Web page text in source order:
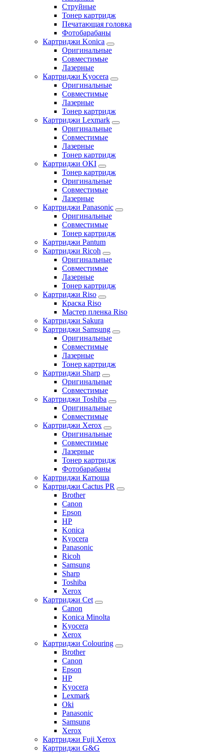
Струйные
Тонер картридж
Печатающая головка
Фотобарабаны
Картриджи Konica
Оригинальные
Совместимые
Лазерные
Картриджи Kyocera
Оригинальные
Совместимые
Лазерные
Тонер картридж
Картриджи Lexmark
Оригинальные
Совместимые
Лазерные
Тонер картридж
Картриджи OKI
Тонер картридж
Оригинальные
Совместимые
Лазерные
Картриджи Panasonic
Оригинальные
Совместимые
Тонер картридж
Картриджи Pantum
Картриджи Ricoh
Оригинальные
Совместимые
Лазерные
Тонер картридж
Картриджи Riso
Краска Riso
Мастер пленка Riso
Картриджи Sakura
Картриджи Samsung
Оригинальные
Совместимые
Лазерные
Тонер картридж
Картриджи Sharp
Оригинальные
Совместимые
Картриджи Toshiba
Оригинальные
Совместимые
Картриджи Xerox
Оригинальные
Совместимые
Лазерные
Тонер картридж
Фотобарабаны
Картриджи Катюша
Картриджи Cactus PR
Brother
Canon
Epson
HP
Konica
Kyocera
Panasonic
Ricoh
Samsung
Sharp
Toshiba
Xerox
Картриджи Cet
Canon
Konica Minolta
Kyocera
Xerox
Картриджи Colouring
Brother
Canon
Epson
HP
Kyocera
Lexmark
Oki
Panasonic
Samsung
Xerox
Картриджи Fuji Xerox
Картриджи G&G